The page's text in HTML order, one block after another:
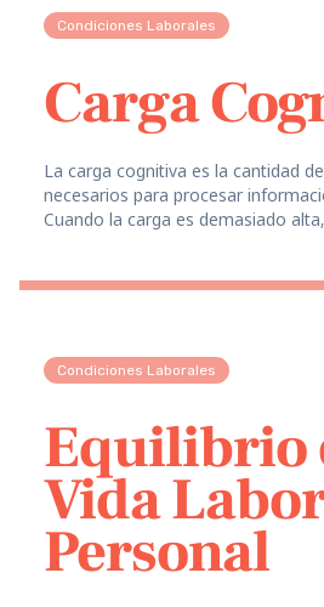
Condiciones Laborales
Carga
La carga cognitiva es la cantidad
necesarios para procesar
Cuando la carga es demasiado
Condiciones Laborales
Equilibrio
Vida
Personal